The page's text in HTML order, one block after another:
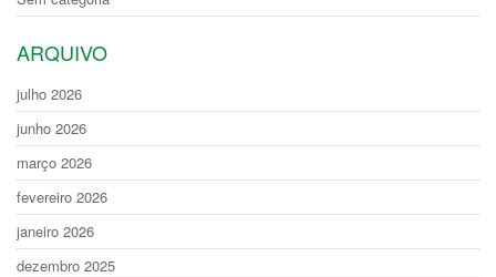
ARQUIVO
julho 2026
junho 2026
março 2026
fevereiro 2026
janeiro 2026
dezembro 2025